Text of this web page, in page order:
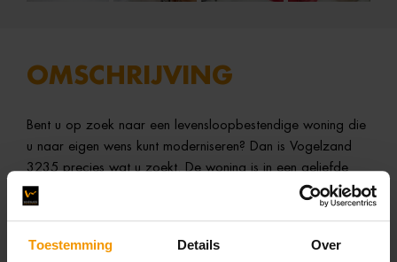
Toestemming Details Over
OMSCHRIJVING
Bent u op zoek naar een levensloopbestendige woning die
u naar eigen wens kunt moderniseren? Dan is Vogelzand
3235 precies wat u zoekt. De woning is in een geliefde
woonomgeving gelegen en staat op een riant perceel van
520 m². Op fietsafstand bereikt u het strand en de duinen,
zee. Ook winkelcentrum ‘De Riepel’ of winkelcentrum